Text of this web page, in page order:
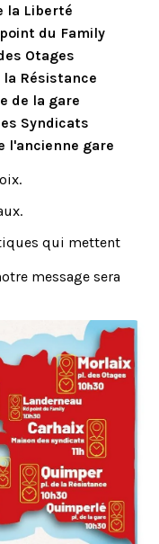
la Liberté
du Family
Otages
la Résistance
de la gare
Syndicats
l'ancienne gare
qui mettent
message sera